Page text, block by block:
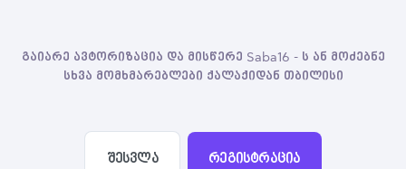
გაიარე ავტორიზაცია და მისწერე Saba16 - ს ან მოძებნე
სხვა მომხმარებლები ქალაქიდან თბილისი
შესვლა რეგისტრაცია